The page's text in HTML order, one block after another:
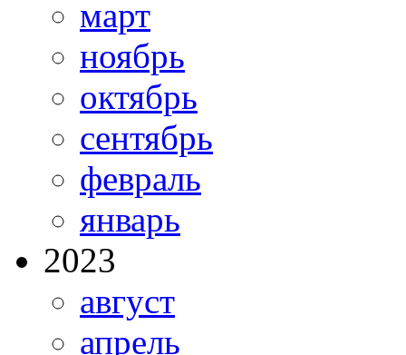
март
ноябрь
октябрь
сентябрь
февраль
январь
2023
август
апрель